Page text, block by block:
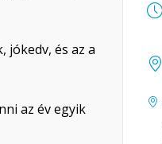
jókedv, és az a
az év egyik